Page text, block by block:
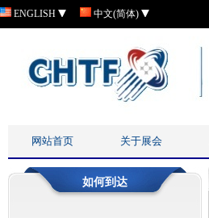
ENGLISH 中文(简体)
网站首页 关于展会
如何到达